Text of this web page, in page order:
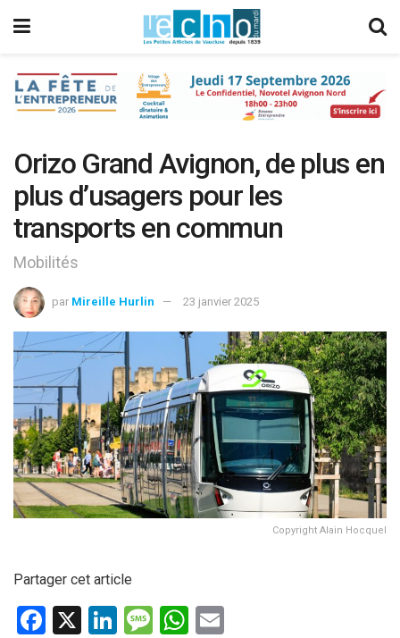
Orizo Grand Avignon, de plus en
plus d’usagers pour les
transports en commun
Mobilités
par Mireille Hurlin 23 janvier 2025
Copyright Alain Hocquel
Partager cet article
F
X
Li
M W